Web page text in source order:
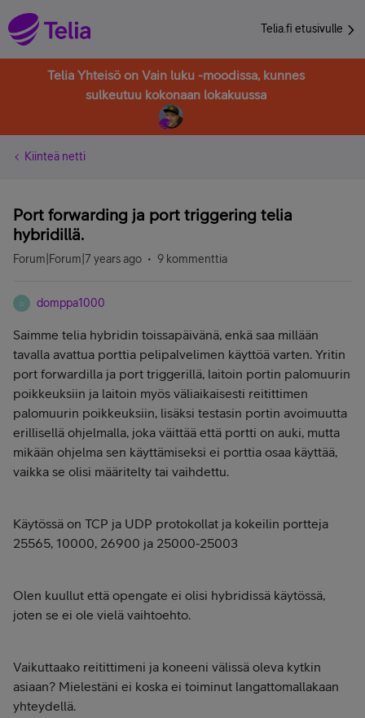
Telia.fi etusivulle
Telia Yhteisö on Vain luku -moodissa, kunnes
sulkeutuu kokonaan lokakuussa
Kiinteä netti
Port forwarding ja port triggering telia
hybridillä.
Forum|Forum|7 years ago 9 kommenttia
D domppa1000
Saimme telia hybridin toissapäivänä, enkä saa millään
tavalla avattua porttia pelipalvelimen käyttöä varten. Yritin
port forwardilla ja port triggerillä, laitoin portin palomuurin
poikkeuksiin ja laitoin myös väliaikaisesti reitittimen
palomuurin poikkeuksiin, lisäksi testasin portin avoimuutta
erillisellä ohjelmalla, joka väittää että portti on auki, mutta
mikään ohjelma sen käyttämiseksi ei porttia osaa käyttää,
vaikka se olisi määritelty tai vaihdettu.
Käytössä on TCP ja UDP protokollat ja kokeilin portteja
25565, 10000, 26900 ja 25000-25003
Olen kuullut että opengate ei olisi hybridissä käytössä,
joten se ei ole vielä vaihtoehto.
Vaikuttaako reitittimeni ja koneeni välissä oleva kytkin
asiaan? Mielestäni ei koska ei toiminut langattomallakaan
yhteydellä.